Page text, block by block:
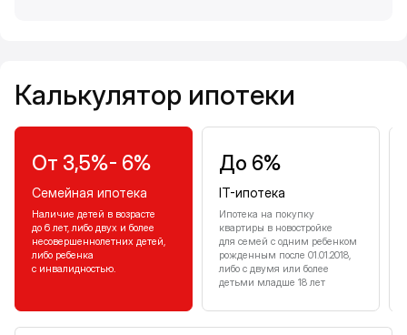
Калькулятор ипотеки
От 3,5%- 6%
Семейная ипотека
Наличие детей в возрасте
до 6 лет, либо двух и более
несовершеннолетних детей,
либо ребенка
с инвалидностью.
До 6%
IT-ипотека
Ипотека на покупку
квартиры в новостройке
для семей с одним ребенком
рожденным после 01.01.2018,
либо с двумя или более
детьми младше 18 лет